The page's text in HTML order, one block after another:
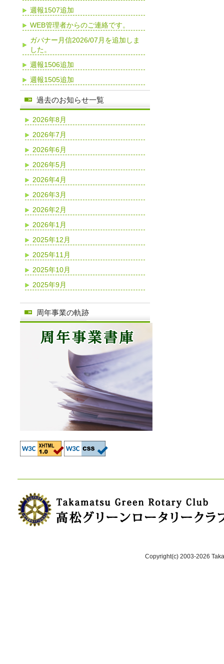
週報1507追加
WEB管理者からのご連絡です。
ガバナー月信2026/07月を追加しま
した。
週報1506追加
週報1505追加
過去のお知らせ一覧
2026年8月
2026年7月
2026年6月
2026年5月
2026年4月
2026年3月
2026年2月
2026年1月
2025年12月
2025年11月
2025年10月
2025年9月
周年事業の軌跡
Copyright(c) 2003-2026